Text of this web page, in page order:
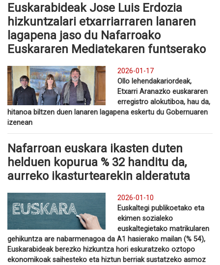
Euskarabideak Jose Luis Erdozia
hizkuntzalari etxarriarraren lanaren
lagapena jaso du Nafarroako
Euskararen Mediatekaren funtserako
2026-01-17
Ollo lehendakariordeak,
Etxarri Aranazko euskararen
erregistro alokutiboa, hau da,
hitanoa biltzen duen lanaren lagapena eskertu du Gobernuaren
izenean
Nafarroan euskara ikasten duten
helduen kopurua % 32 handitu da,
aurreko ikasturtearekin alderatuta
2026-01-10
Euskaltegi publikoetako eta
ekimen sozialeko
euskaltegietako matrikularen
gehikuntza are nabarmenagoa da A1 hasierako mailan (% 54),
Euskarabideak berezko hizkuntza hori eskuratzeko oztopo
ekonomikoak saihesteko eta hiztun berriak sustatzeko asmoz